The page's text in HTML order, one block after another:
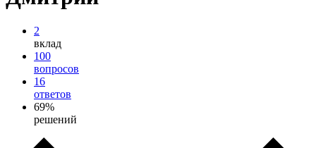
2
вклад
100
вопросов
16
ответов
69%
решений